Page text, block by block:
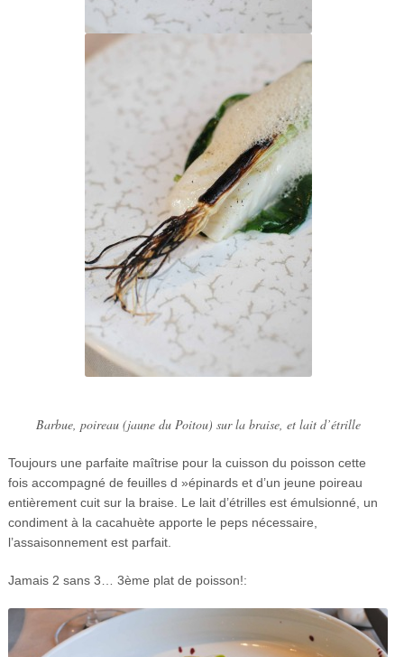
Barbue, poireau (jaune du Poitou) sur la braise, et lait d’étrille
Toujours une parfaite maîtrise pour la cuisson du poisson cette
fois accompagné de feuilles d »épinards et d’un jeune poireau
entièrement cuit sur la braise. Le lait d’étrilles est émulsionné, un
condiment à la cacahuète apporte le peps nécessaire,
l’assaisonnement est parfait.
Jamais 2 sans 3… 3ème plat de poisson!: